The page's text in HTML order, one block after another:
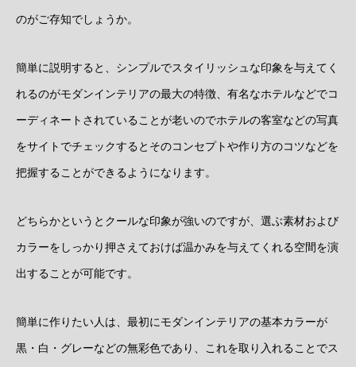
のがご存知でしょうか。
簡単に説明すると、シンプルでスタイリッシュな印象を与えてく
れるのがモダンインテリアの最大の特徴、有名なホテルなどでコ
ーディネートされていることが老いのでホテルの客室などの写真
をサイトでチェックするとそのコンセプトや作り方のコツなどを
把握することができるようになります。
どちらかというとクールな印象が強いのですが、選ぶ素材および
カラーをしっかり押さえておけば温かみを与えてくれる空間を演
出することが可能です。
簡単に作りたい人は、最初にモダンインテリアの基本カラーが
黒・白・グレーなどの無彩色であり、これを取り入れることでス